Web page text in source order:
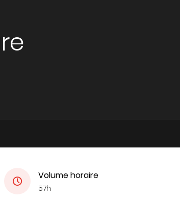
Volume horaire
57h